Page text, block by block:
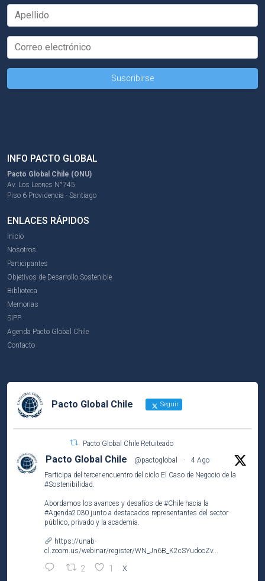
INFO PACTO GLOBAL
Pacto Global Chile (ONU)
Av. Los Leones N°745
Piso 6 Providencia - Santiago
ENLACES RÁPIDOS
Inicio
Nosotros
Participantes
Objetivos de Desarrollo Sostenible
Biblioteca
Memorias
SIPP
Agenda Pacto Global Chile
Contacto
Pacto Global Chile Seguir
Pacto Global Chile Retuiteado
Pacto Global Chile @pactoglobal ·
4 Ago
Participa del tercer encuentro del ciclo El Caso de Negocio de la
#Sostenibilidad.
Abordamos los avances y desafíos de #Chile hacia la
#Agenda2030 junto a destacados representantes del sector
público, privado y la academia.
https://unab-
cl.zoom.us/webinar/register/WN_Jn6B_K2cSYudocZv...
2 1 X